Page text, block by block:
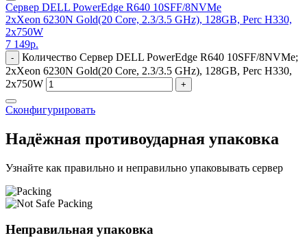
Сервер DELL PowerEdge R640 10SFF/8NVMe
2xXeon 6230N Gold(20 Core, 2.3/3.5 GHz), 128GB, Perc H330,
2x750W
7 149р.
-
Количество Сервер DELL PowerEdge R640 10SFF/8NVMe;
2xXeon 6230N Gold(20 Core, 2.3/3.5 GHz), 128GB, Perc H330,
2x750W
+
Сконфигурировать
Надёжная противоударная упаковка
Узнайте как правильно и неправильно упаковывать сервер
Неправильная упаковка